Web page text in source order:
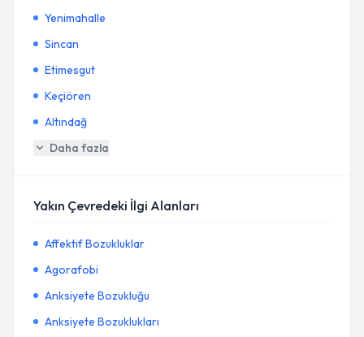
Yenimahalle
Sincan
Etimesgut
Keçiören
Altındağ
Daha fazla
Yakın Çevredeki İlgi Alanları
Affektif Bozukluklar
Agorafobi
Anksiyete Bozukluğu
Anksiyete Bozuklukları